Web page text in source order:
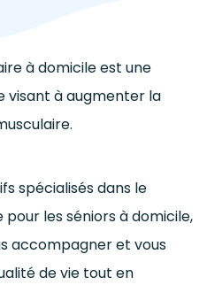
à domicile est une
visant à augmenter la
spécialisés dans le
les séniors à domicile,
accompagner et vous
de vie tout en